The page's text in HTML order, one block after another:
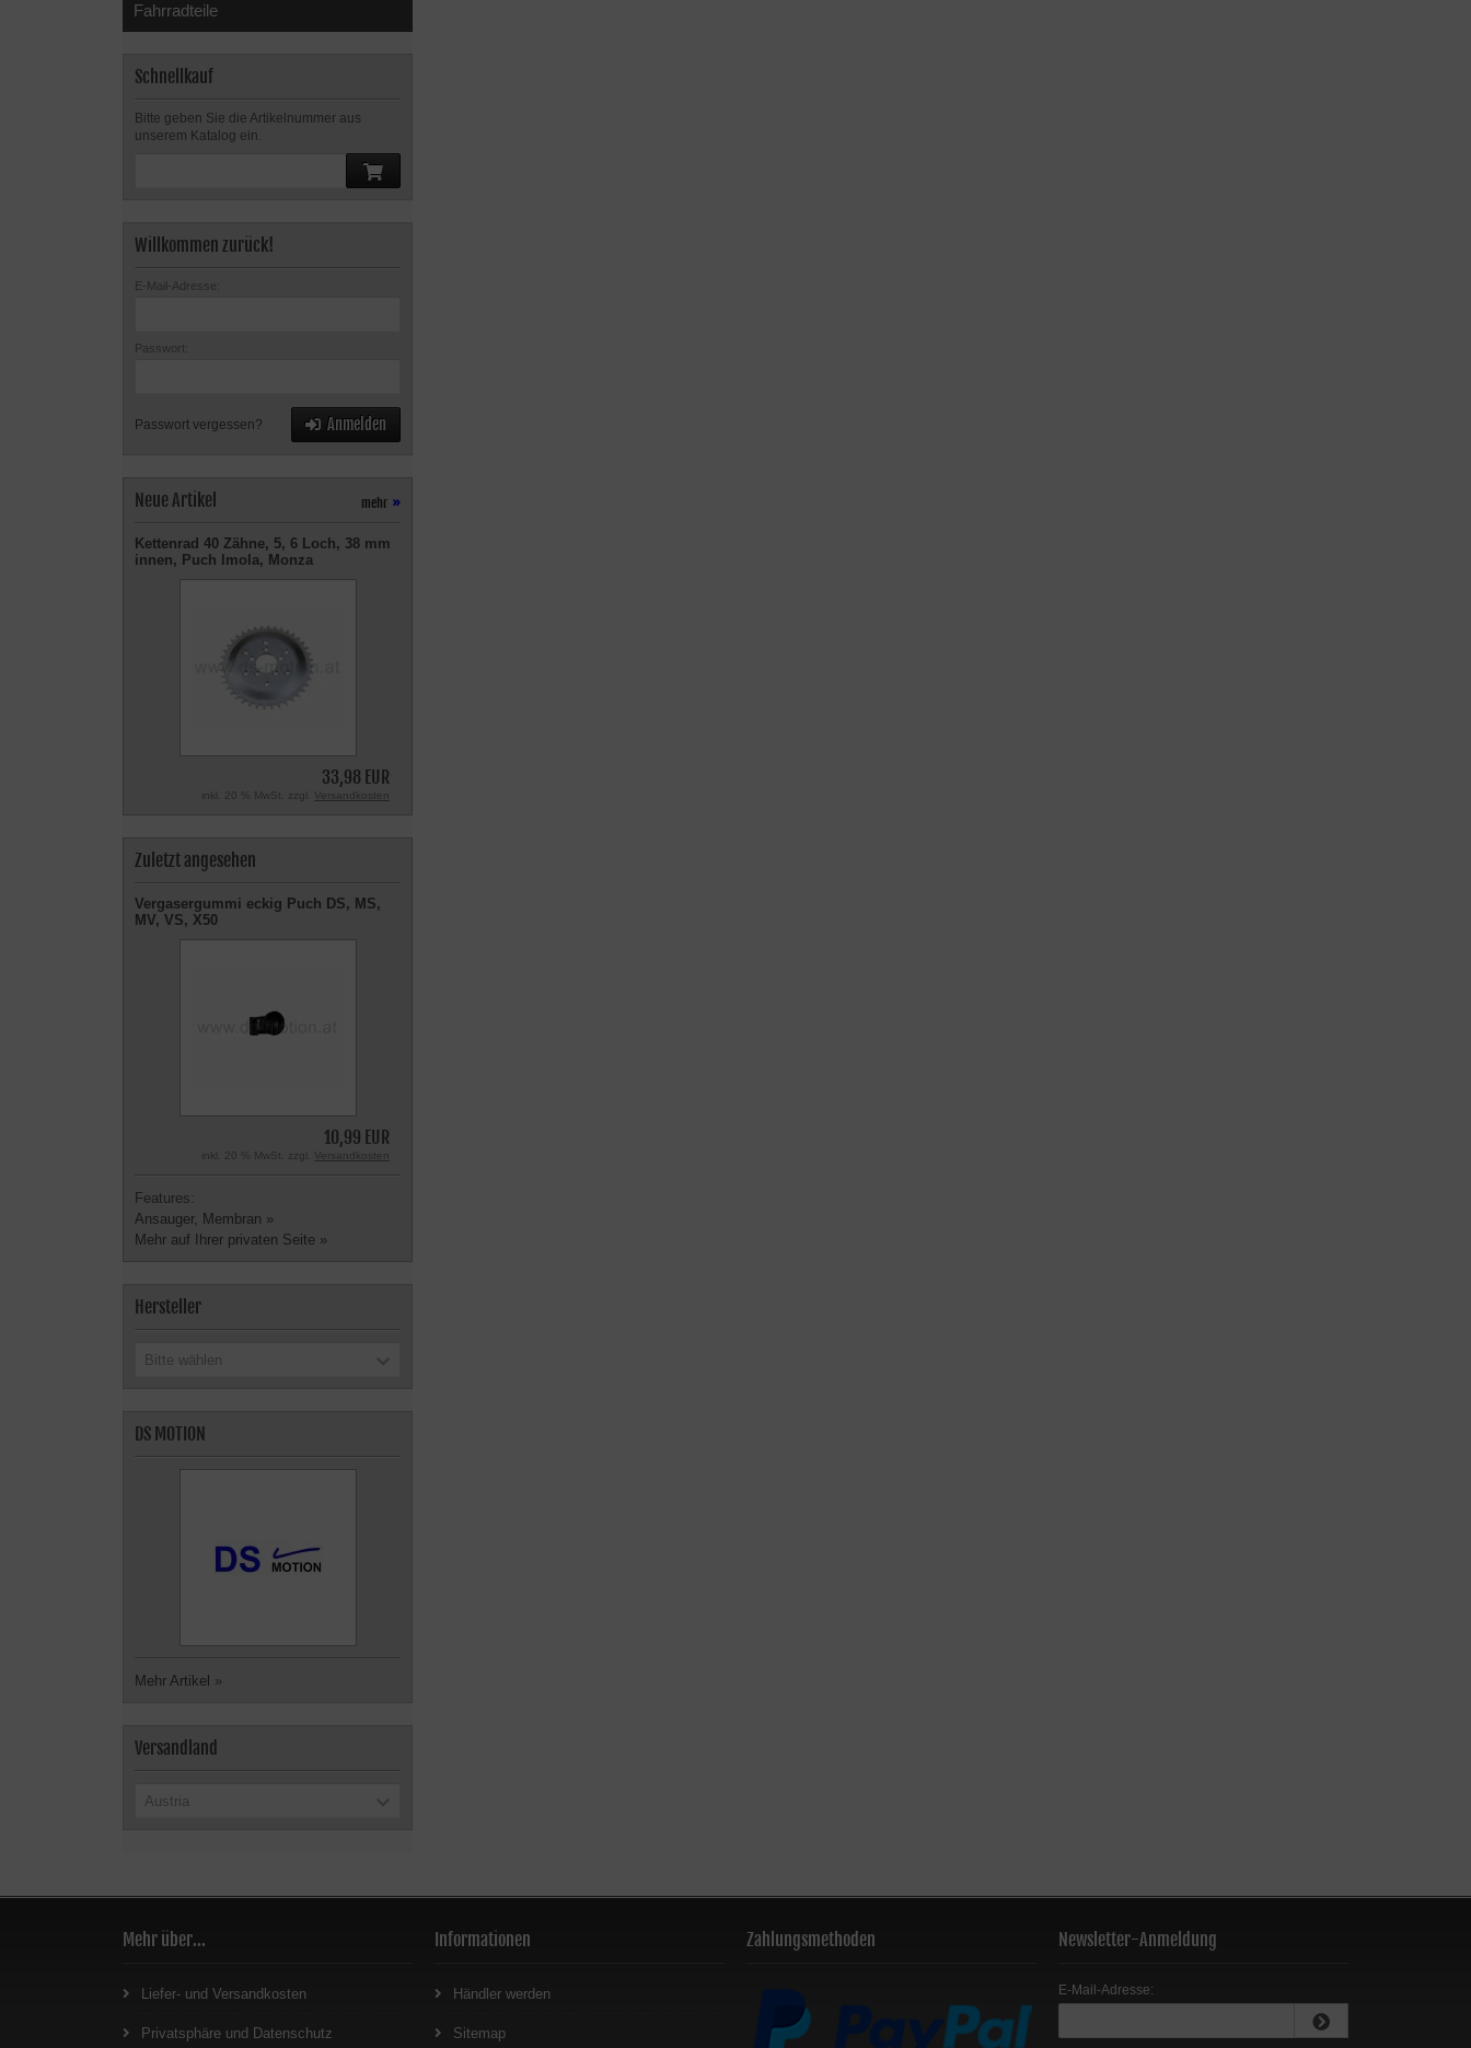
Fahrradteile
Schnellkauf
Bitte geben Sie die Artikelnummer aus
unserem Katalog ein.
Willkommen zurück!
E-Mail-Adresse:
Passwort:
Passwort vergessen? Anmelden
Neue Artikel mehr »
Kettenrad 40 Zähne, 5, 6 Loch, 38 mm
innen, Puch Imola, Monza
33,98 EUR
inkl. 20 % MwSt. zzgl. Versandkosten
Zuletzt angesehen
Vergasergummi eckig Puch DS, MS,
MV, VS, X50
10,99 EUR
inkl. 20 % MwSt. zzgl. Versandkosten
Features:
Ansauger, Membran »
Mehr auf Ihrer privaten Seite »
Hersteller
Bitte wählen
DS MOTION
Mehr Artikel »
Versandland
Austria
Mehr über...
Liefer- und Versandkosten
Privatsphäre und Datenschutz
Informationen
Händler werden
Sitemap
Zahlungsmethoden Newsletter-Anmeldung
E-Mail-Adresse: